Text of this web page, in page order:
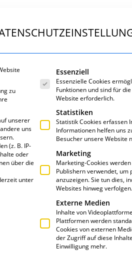
zu
unserer
uns
(z. B. IP-
oder
über die
unter
Es folgt eine Liste der
Essenziell
Essenzielle Cookies
Funktionen und sind für
Website erforderlich.
Statistiken
Statistik Cookies erfassen
Informationen helfen uns
Besucher unsere Website
Marketing
Marketing-Cookies
Publishern verwendet,
anzuzeigen. Sie tun dies,
Websites hinweg verfolgen.
Externe Medien
Inhalte von
Plattformen werden
Cookies von externen
der Zugriff auf diese
Einwilligung mehr.